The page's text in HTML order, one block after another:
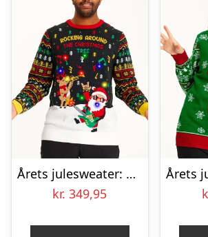
Årets julesweater: Rocking Around The Christmas Tree – herre / mænd. Ugly Christmas Sweater lavet i Danmark
kr. 349,95